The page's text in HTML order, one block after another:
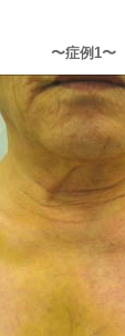
〜症例1〜